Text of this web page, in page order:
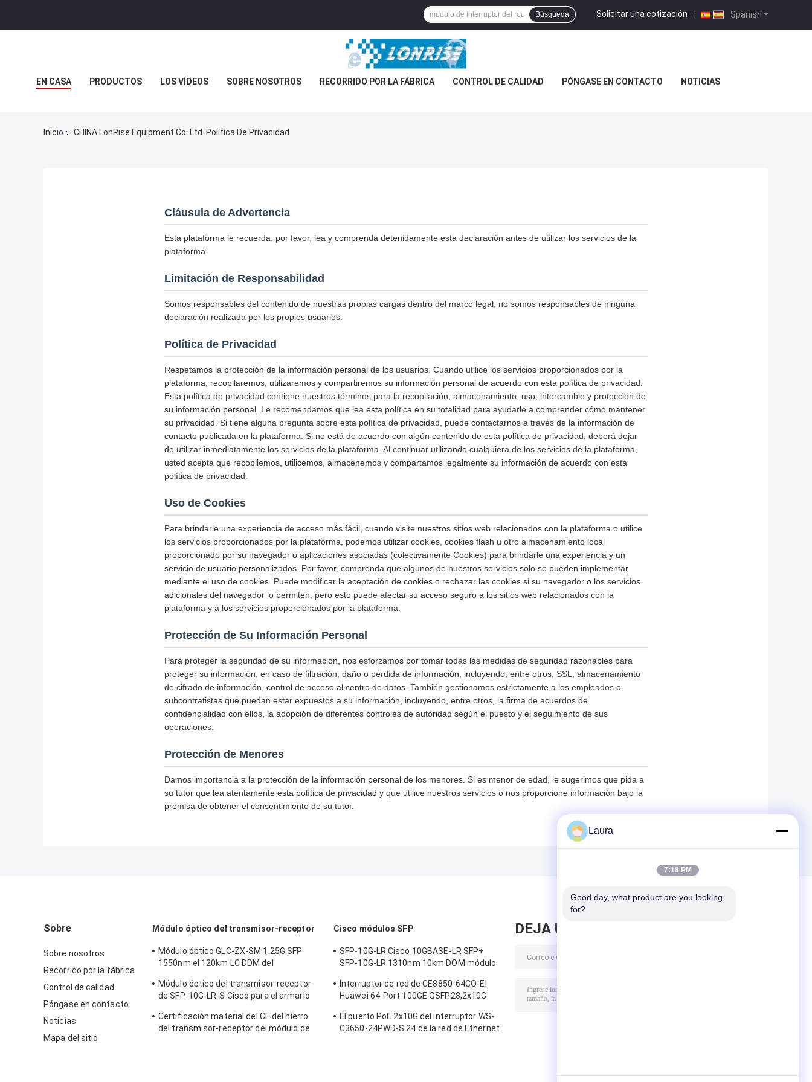
Spanish
Solicitar una cotización |
Búsqueda
EN CASA PRODUCTOS LOS VÍDEOS SOBRE NOSOTROS RECORRIDO POR LA FÁBRICA CONTROL DE CALIDAD PÓNGASE EN CONTACTO NOTICIAS
Inicio CHINA LonRise Equipment Co. Ltd. Política De Privacidad
Cláusula de Advertencia
Esta plataforma le recuerda: por favor, lea y comprenda detenidamente esta declaración antes de utilizar los servicios de la
plataforma.
Limitación de Responsabilidad
Somos responsables del contenido de nuestras propias cargas dentro del marco legal; no somos responsables de ninguna
declaración realizada por los propios usuarios.
Política de Privacidad
Respetamos la protección de la información personal de los usuarios. Cuando utilice los servicios proporcionados por la
plataforma, recopilaremos, utilizaremos y compartiremos su información personal de acuerdo con esta política de privacidad.
Esta política de privacidad contiene nuestros términos para la recopilación, almacenamiento, uso, intercambio y protección de
su información personal. Le recomendamos que lea esta política en su totalidad para ayudarle a comprender cómo mantener
su privacidad. Si tiene alguna pregunta sobre esta política de privacidad, puede contactarnos a través de la información de
contacto publicada en la plataforma. Si no está de acuerdo con algún contenido de esta política de privacidad, deberá dejar
de utilizar inmediatamente los servicios de la plataforma. Al continuar utilizando cualquiera de los servicios de la plataforma,
usted acepta que recopilemos, utilicemos, almacenemos y compartamos legalmente su información de acuerdo con esta
política de privacidad.
Uso de Cookies
Para brindarle una experiencia de acceso más fácil, cuando visite nuestros sitios web relacionados con la plataforma o utilice
los servicios proporcionados por la plataforma, podemos utilizar cookies, cookies flash u otro almacenamiento local
proporcionado por su navegador o aplicaciones asociadas (colectivamente Cookies) para brindarle una experiencia y un
servicio de usuario personalizados. Por favor, comprenda que algunos de nuestros servicios solo se pueden implementar
mediante el uso de cookies. Puede modificar la aceptación de cookies o rechazar las cookies si su navegador o los servicios
adicionales del navegador lo permiten, pero esto puede afectar su acceso seguro a los sitios web relacionados con la
plataforma y a los servicios proporcionados por la plataforma.
Protección de Su Información Personal
Para proteger la seguridad de su información, nos esforzamos por tomar todas las medidas de seguridad razonables para
proteger su información, en caso de filtración, daño o pérdida de información, incluyendo, entre otros, SSL, almacenamiento
de cifrado de información, control de acceso al centro de datos. También gestionamos estrictamente a los empleados o
subcontratistas que puedan estar expuestos a su información, incluyendo, entre otros, la firma de acuerdos de
confidencialidad con ellos, la adopción de diferentes controles de autoridad según el puesto y el seguimiento de sus
operaciones.
Protección de Menores
Damos importancia a la protección de la información personal de los menores. Si es menor de edad, le sugerimos que pida a
su tutor que lea atentamente esta política de privacidad y que utilice nuestros servicios o nos proporcione información bajo la
premisa de obtener el consentimiento de su tutor.
Sobre
Sobre nosotros
Recorrido por la fábrica
Control de calidad
Póngase en contacto
Noticias
Mapa del sitio
Módulo óptico del transmisor-receptor
Módulo óptico GLC-ZX-SM 1.25G SFP
1550nm el 120km LC DDM del
Módulo óptico del transmisor-receptor
de SFP-10G-LR-S Cisco para el armario
empresa
Certificación material del CE del hierro
del transmisor-receptor del módulo de
Cisco módulos SFP
SFP-10G-LR Cisco 10GBASE-LR SFP+
SFP-10G-LR 1310nm 10km DOM módulo
Interruptor de red de CE8850-64CQ-EI
Huawei 64-Port 100GE QSFP28,2x10G
El puerto PoE 2x10G del interruptor WS-
C3650-24PWD-S 24 de la red de Ethernet
DEJA UN MENSAJE
Laura
7:18 PM
Good day, what product are you looking
for?